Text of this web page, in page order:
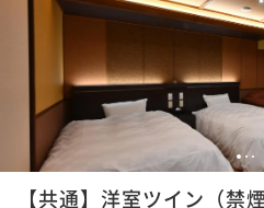
二食付き 現地決済可 事前決済可
ポイン
近江牛しゃぶしゃぶプラン～
かさ！！絶品近江牛が食べた
二食付き 現地決済可 事前決済可
割引とポイン
【6～8月限定！】夏の特選
1 23
【共通】洋室ツイン（禁煙